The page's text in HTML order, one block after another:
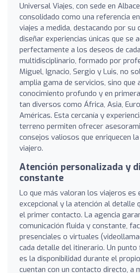
Universal Viajes, con sede en
consolidado como una referencia
viajes a medida, destacando por su
diseñar experiencias únicas que se
perfectamente a los deseos de
multidisciplinario, formado por
Miguel, Ignacio, Sergio y Luis, no
amplia gama de servicios, sino que
conocimiento profundo y en
tan diversos como África, Asia,
Américas. Esta cercanía y
terreno permiten ofrecer
consejos valiosos que enriquecen
viajero.
Atención personalizada y
constante
Lo que más valoran los viajeros es
excepcional y la atención al detalle
el primer contacto. La agencia
comunicación fluida y constante,
presenciales o virtuales
cada detalle del itinerario. Un
es la disponibilidad durante el
cuentan con un contacto directo, a